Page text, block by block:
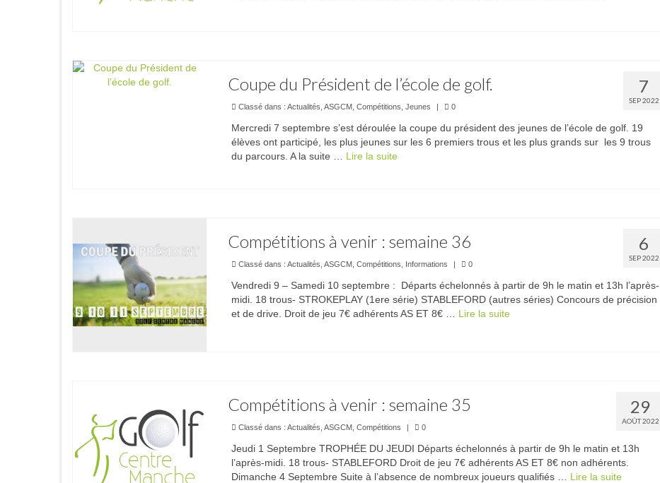
7
SEP 2022
Coupe du Président de l’école de golf.
Classé dans : Actualités ASGCM, Compétitions Jeunes | 0
Mercredi 7 septembre s’est déroulée la coupe du président des jeunes de l’école de golf. 19
élèves ont participé, les plus jeunes sur les 6 premiers trous et les plus grands sur les 9 trous
du parcours. A la suite … Lire la suite­­
6
SEP 2022
Compétitions à venir : semaine 36
Classé dans : Actualités ASGCM, Compétitions Informations | 0
Vendredi 9 – Samedi 10 septembre : Départs échelonnés à partir de 9h le matin et 13h l’après-
midi. 18 trous- STROKEPLAY (1ere série) STABLEFORD (autres séries) Concours de précision
et de drive. Droit de jeu 7€ adhérents AS ET 8€ … Lire la suite­­
29
AOÛT 2022
Compétitions à venir : semaine 35
Classé dans : Actualités ASGCM, Compétitions | 0
Jeudi 1 Septembre TROPHÉE DU JEUDI Départs échelonnés à partir de 9h le matin et 13h
l’après-midi. 18 trous- STABLEFORD Droit de jeu 7€ adhérents AS ET 8€ non adhérents.
Dimanche 4 Septembre Suite à l’absence de nombreux joueurs qualifiés … Lire la suite­­